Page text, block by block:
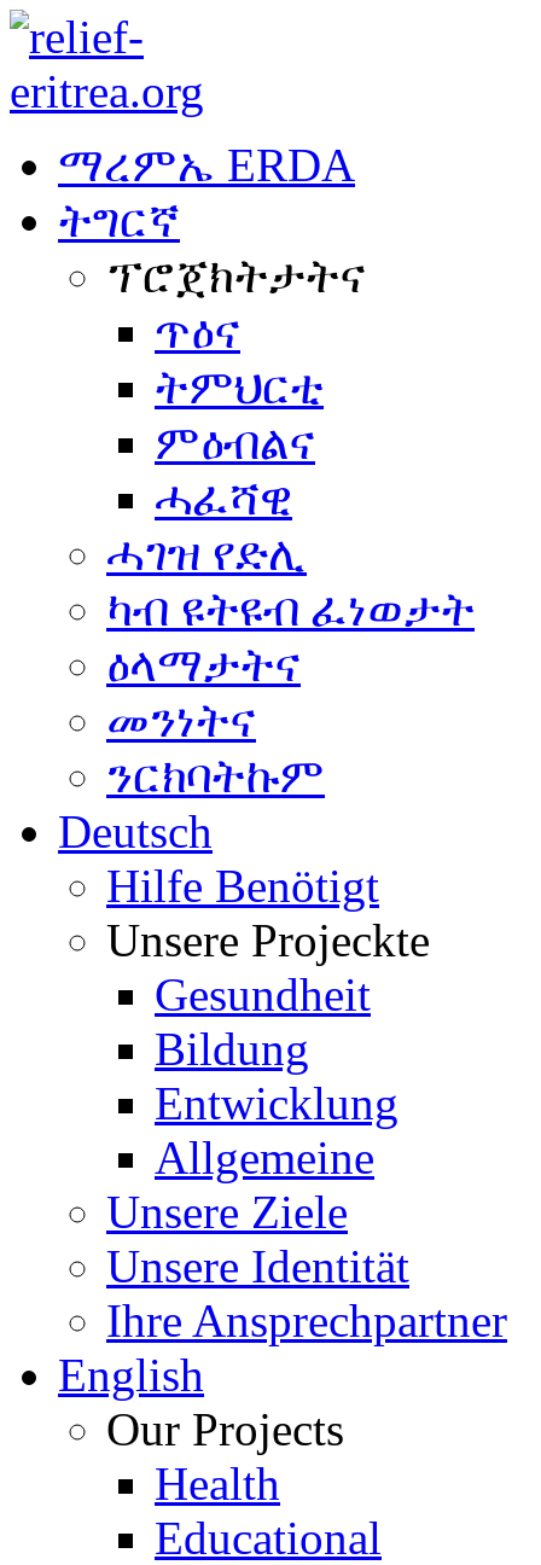
ማረምኤ ERDA
ትግርኛ
ፕሮጀክትታትና
ጥዕና
ትምህርቲ
ምዕብልና
ሓፈሻዊ
ሓገዝ የድሊ
ካብ ዩትዩብ ፈነወታት
ዕላማታትና
መንነትና
ንርክባትኩም
Deutsch
Hilfe Benötigt
Unsere Projeckte
Gesundheit
Bildung
Entwicklung
Allgemeine
Unsere Ziele
Unsere Identität
Ihre Ansprechpartner
English
Our Projects
Health
Educational